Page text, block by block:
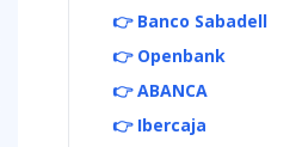
👉 Banco Sabadell
👉 Openbank
👉 ABANCA
👉 Ibercaja